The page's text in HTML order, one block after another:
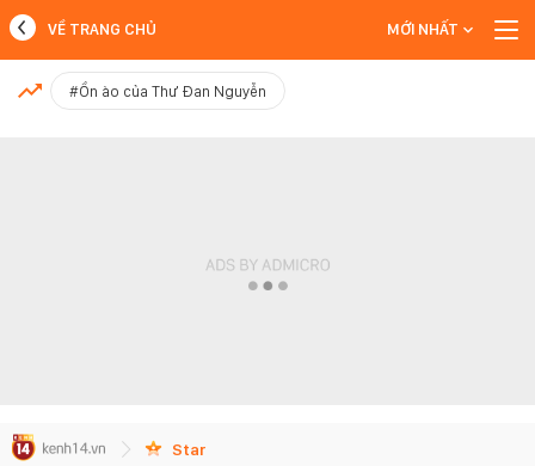
MỚI NHẤT
VỀ TRANG CHỦ MỚI NHẤT
#Ồn ào của Thư Đan Nguyễn
Star